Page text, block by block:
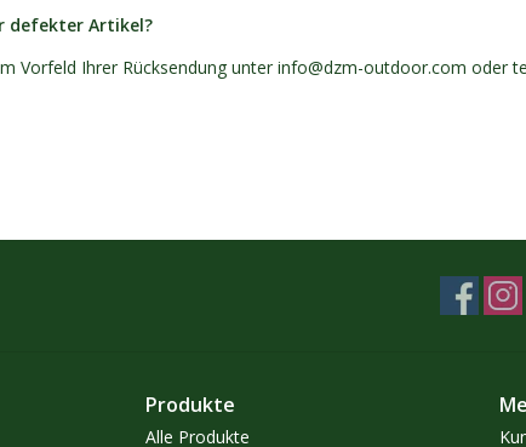
defekter Artikel?
Vorfeld Ihrer Rücksendung unter info@dzm-outdoor.com oder
Produkte
Alle Produkte